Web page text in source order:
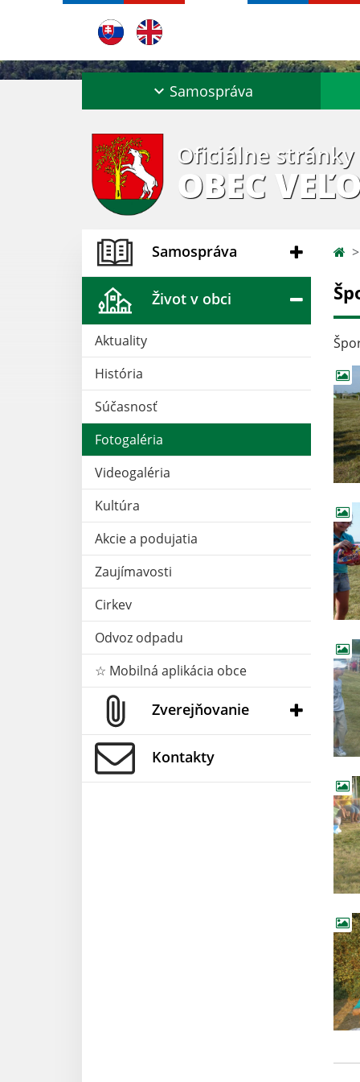
Samospráva
Oficiálne stránky
OBEC
Samospráva
Život v obci
Aktuality
História
Súčasnosť
Fotogaléria
Videogaléria
Kultúra
Akcie a podujatia
Zaujímavosti
Cirkev
Odvoz odpadu
☆ Mobilná aplikácia obce
Zverejňovanie
Kontakty